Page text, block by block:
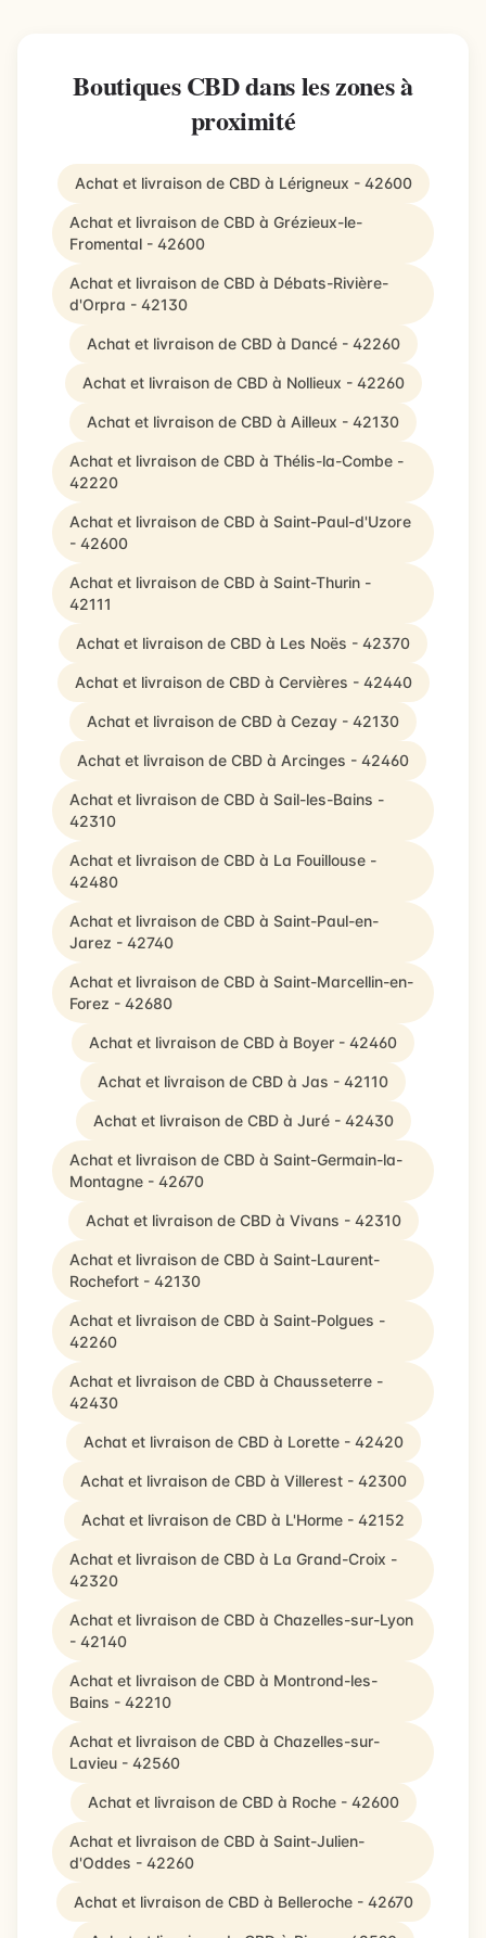
Boutiques CBD dans les zones à
proximité
Achat et livraison de CBD à Lérigneux - 42600
Achat et livraison de CBD à Grézieux-le-
Fromental - 42600
Achat et livraison de CBD à Débats-Rivière-
d'Orpra - 42130
Achat et livraison de CBD à Dancé - 42260
Achat et livraison de CBD à Nollieux - 42260
Achat et livraison de CBD à Ailleux - 42130
Achat et livraison de CBD à Thélis-la-Combe -
42220
Achat et livraison de CBD à Saint-Paul-d'Uzore
- 42600
Achat et livraison de CBD à Saint-Thurin -
42111
Achat et livraison de CBD à Les Noës - 42370
Achat et livraison de CBD à Cervières - 42440
Achat et livraison de CBD à Cezay - 42130
Achat et livraison de CBD à Arcinges - 42460
Achat et livraison de CBD à Sail-les-Bains -
42310
Achat et livraison de CBD à La Fouillouse -
42480
Achat et livraison de CBD à Saint-Paul-en-
Jarez - 42740
Achat et livraison de CBD à Saint-Marcellin-en-
Forez - 42680
Achat et livraison de CBD à Boyer - 42460
Achat et livraison de CBD à Jas - 42110
Achat et livraison de CBD à Juré - 42430
Achat et livraison de CBD à Saint-Germain-la-
Montagne - 42670
Achat et livraison de CBD à Vivans - 42310
Achat et livraison de CBD à Saint-Laurent-
Rochefort - 42130
Achat et livraison de CBD à Saint-Polgues -
42260
Achat et livraison de CBD à Chausseterre -
42430
Achat et livraison de CBD à Lorette - 42420
Achat et livraison de CBD à Villerest - 42300
Achat et livraison de CBD à L'Horme - 42152
Achat et livraison de CBD à La Grand-Croix -
42320
Achat et livraison de CBD à Chazelles-sur-Lyon
- 42140
Achat et livraison de CBD à Montrond-les-
Bains - 42210
Achat et livraison de CBD à Chazelles-sur-
Lavieu - 42560
Achat et livraison de CBD à Roche - 42600
Achat et livraison de CBD à Saint-Julien-
d'Oddes - 42260
Achat et livraison de CBD à Belleroche - 42670